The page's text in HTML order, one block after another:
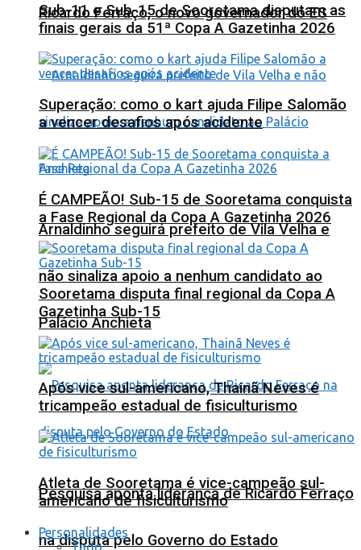
Ricardo Ferraço, o novo governador do ES
Arnaldinho seguirá prefeito de Vila Velha e
não sinaliza apoio a nenhum candidato ao
Palácio Anchieta
Pesquisa aponta liderança de Ricardo Ferraço
na disputa pelo Governo do Estado
Sub-11 e Sub-15 de Sooretama disputam as
finais gerais da 51ª Copa A Gazetinha 2026
Superação: como o kart ajuda Filipe Salomão
a vencer desafios após acidente
É CAMPEÃO! Sub-15 de Sooretama conquista
a Fase Regional da Copa A Gazetinha 2026
Sooretama disputa final regional da Copa A
Gazetinha Sub-15
Após vice sul-americano, Thainã Neves é
tricampeão estadual de fisiculturismo
Atleta de Sooretama é vice-campeão sul-
americano de fisiculturismo
Personalidades
Tudo